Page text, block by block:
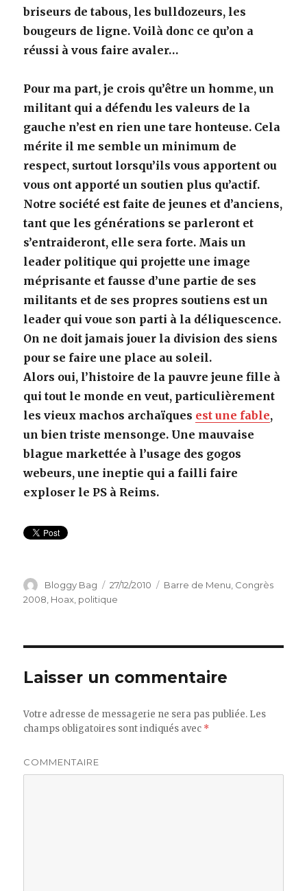
briseurs de tabous, les bulldozeurs, les
bougeurs de ligne. Voilà donc ce qu’on a
réussi à vous faire avaler…
Pour ma part, je crois qu’être un homme, un
militant qui a défendu les valeurs de la
gauche n’est en rien une tare honteuse. Cela
mérite il me semble un minimum de
respect, surtout lorsqu’ils vous apportent ou
vous ont apporté un soutien plus qu’actif.
Notre société est faite de jeunes et d’anciens,
tant que les générations se parleront et
s’entraideront, elle sera forte. Mais un
leader politique qui projette une image
méprisante et fausse d’une partie de ses
militants et de ses propres soutiens est un
leader qui voue son parti à la déliquescence.
On ne doit jamais jouer la division des siens
pour se faire une place au soleil.
Alors oui, l’histoire de la pauvre jeune fille à
qui tout le monde en veut, particulièrement
les vieux machos archaïques est une fable,
un bien triste mensonge. Une mauvaise
blague markettée à l’usage des gogos
webeurs, une ineptie qui a failli faire
exploser le PS à Reims.
Auteur
Bloggy Bag
Publié
le
27/12/2010 Catégories
Barre de Menu Congrès
2008 Hoax politique
Laisser un commentaire
Votre adresse de messagerie ne sera pas publiée. Les
champs obligatoires sont indiqués avec *
COMMENTAIRE